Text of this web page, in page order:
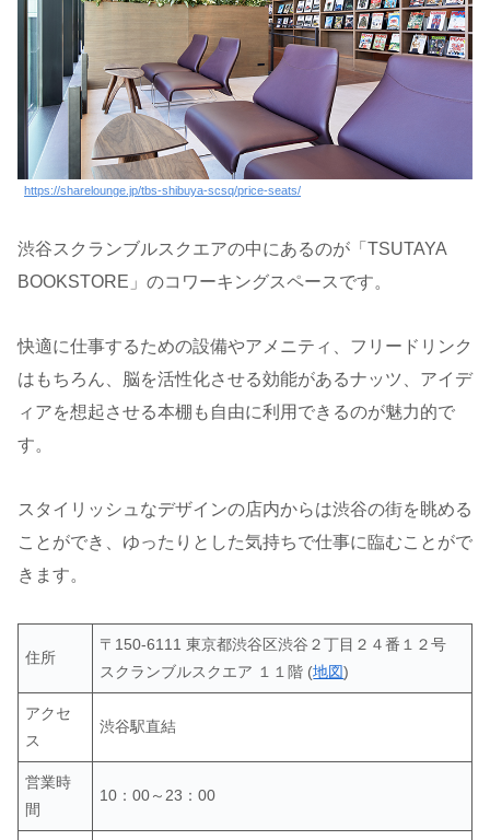
https://sharelounge.jp/tbs-shibuya-scsq/price-seats/
渋谷スクランブルスクエアの中にあるのが「TSUTAYA
BOOKSTORE」のコワーキングスペースです。
快適に仕事するための設備やアメニティ、フリードリンク
はもちろん、脳を活性化させる効能があるナッツ、アイデ
ィアを想起させる本棚も自由に利用できるのが魅力的で
す。
スタイリッシュなデザインの店内からは渋谷の街を眺める
ことができ、ゆったりとした気持ちで仕事に臨むことがで
きます。
住所
〒150-6111 東京都渋谷区渋谷２丁目２４番１２号
スクランブルスクエア １１階 (地図)
アクセ
ス
渋谷駅直結
営業時
間
10：00～23：00